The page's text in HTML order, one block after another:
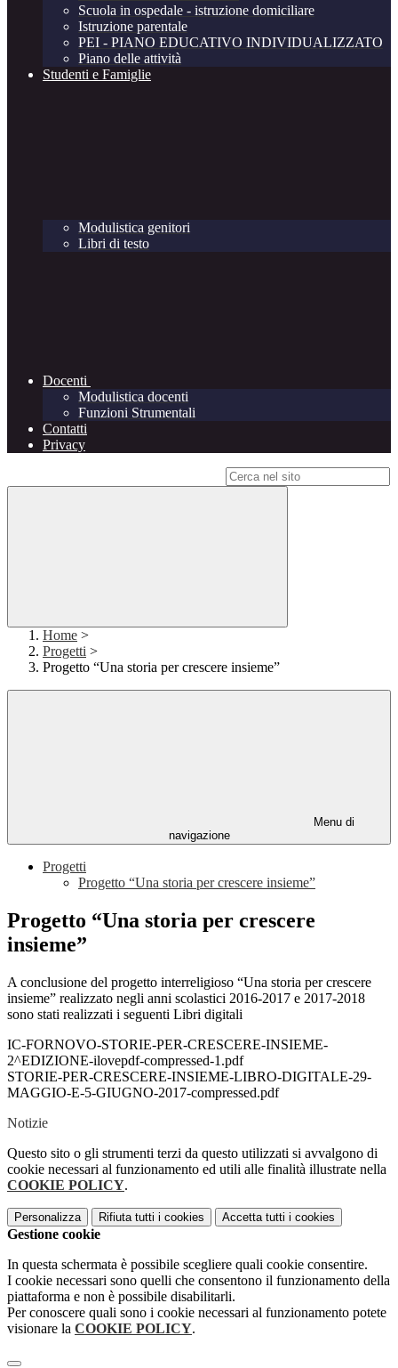
Scuola in ospedale - istruzione domiciliare
Istruzione parentale
PEI - PIANO EDUCATIVO INDIVIDUALIZZATO
Piano delle attività
Studenti e Famiglie
Modulistica genitori
Libri di testo
Docenti
Modulistica docenti
Funzioni Strumentali
Contatti
Privacy
Home >
Progetti >
Progetto “Una storia per crescere insieme”
Menu di
navigazione
Progetti
Progetto “Una storia per crescere insieme”
Progetto “Una storia per crescere
insieme”
A conclusione del progetto interreligioso “Una storia per crescere
insieme” realizzato negli anni scolastici 2016-2017 e 2017-2018
sono stati realizzati i seguenti Libri digitali
IC-FORNOVO-STORIE-PER-CRESCERE-INSIEME-
2^EDIZIONE-ilovepdf-compressed-1.pdf
STORIE-PER-CRESCERE-INSIEME-LIBRO-DIGITALE-29-
MAGGIO-E-5-GIUGNO-2017-compressed.pdf
Notizie
Questo sito o gli strumenti terzi da questo utilizzati si avvalgono di
cookie necessari al funzionamento ed utili alle finalità illustrate nella
COOKIE POLICY.
Personalizza Rifiuta tutti i cookies Accetta tutti i cookies
Gestione cookie
In questa schermata è possibile scegliere quali cookie consentire.
I cookie necessari sono quelli che consentono il funzionamento della
piattaforma e non è possibile disabilitarli.
Per conoscere quali sono i cookie necessari al funzionamento potete
visionare la COOKIE POLICY.